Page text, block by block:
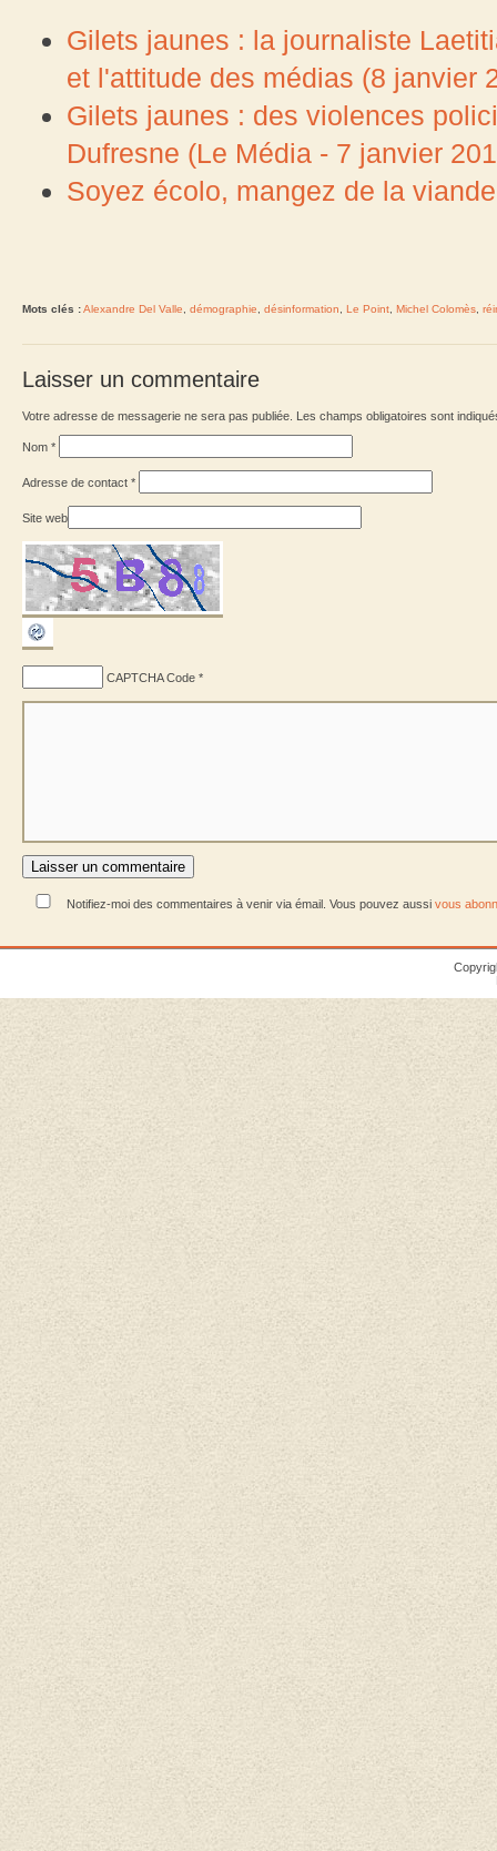
Gilets jaunes : la journaliste
et l'attitude des médias (8 janvier
Gilets jaunes : des violences
Dufresne (Le Média - 7 janvier
Soyez écolo, mangez de la
Mots clés :Alexandre Del Valle démographie désinformation Le Point Michel Colomès
Laisser un commentaire
Votre adresse de messagerie ne sera pas publiée. Les champs obligatoires sont
Nom *
Adresse de contact *
Site web
CAPTCHA Code *
Notifiez-moi des commentaires à venir via émail. Vous pouvez aussi vous